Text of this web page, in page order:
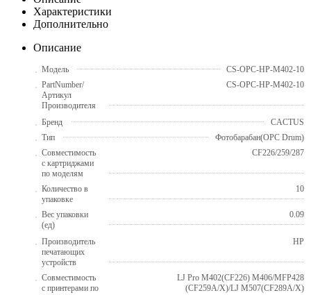
Характеристики
Дополнительно
Описание
Модель
CS-OPC-HP-M402-10
PartNumber/
Артикул
Производителя
CS-OPC-HP-M402-10
Бренд
CACTUS
Тип
Фотобарабан(OPC Drum)
Совместимость
с картриджами
по моделям
CF226/259/287
Количество в
упаковке
10
Вес упаковки
(ед)
0.09
Производитель
печатающих
устройств
HP
Совместимость
с принтерами по
LJ Pro M402(CF226) M406/MFP428
(CF259A/X)/LJ M507(CF289A/X)